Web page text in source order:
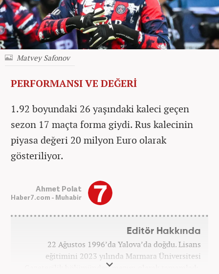
Matvey Safonov
PERFORMANSI VE DEĞERİ
1.92 boyundaki 26 yaşındaki kaleci geçen
sezon 17 maçta forma giydi. Rus kalecinin
piyasa değeri 20 milyon Euro olarak
gösteriliyor.
Ahmet Polat
Haber7.com - Muhabir
Editör Hakkında
22 Ağustos 1996’da Yalova’da doğdu. Lisans
eğitimini 2023 yılında Marmara Üniversitesi
Gazetecilik bölümünden mezun olarak tamamladı.